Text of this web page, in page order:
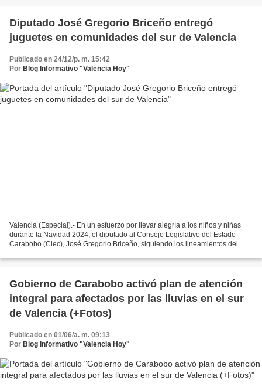
Diputado José Gregorio Briceño entregó
juguetes en comunidades del sur de Valencia
Publicado en 24/12/p. m. 15:42
Por Blog Informativo "Valencia Hoy"
Valencia (Especial).- En un esfuerzo por llevar alegría a los niños y niñas
durante la Navidad 2024, el diputado al Consejo Legislativo del Estado
Carabobo (Clec), José Gregorio Briceño, siguiendo los lineamientos del
Gobierno de Carabobo activó plan de atención
integral para afectados por las lluvias en el sur
de Valencia (+Fotos)
Publicado en 01/06/a. m. 09:13
Por Blog Informativo "Valencia Hoy"